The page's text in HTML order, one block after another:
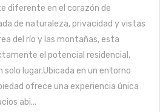
diferente en el corazón de
de naturaleza, privacidad y vistas
del río y las montañas, esta
el potencial residencial,
lugar.Ubicada en un entorno
ofrece una experiencia única
abi...